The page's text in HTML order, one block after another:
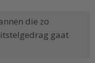
die zo
gaat